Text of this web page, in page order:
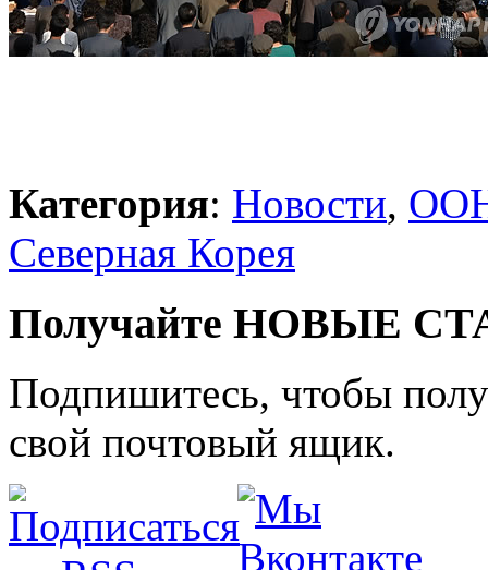
Категория: Новости,
Северная Корея
Получайте НОВЫЕ
Подпишитесь, чтобы
свой почтовый ящик.